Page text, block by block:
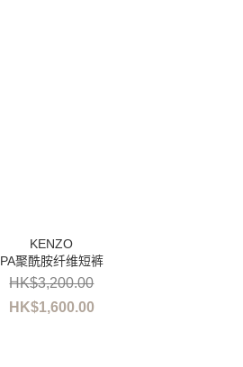
PA聚酰胺纤维短裤
HK$1,600.00
HK$3,200.00